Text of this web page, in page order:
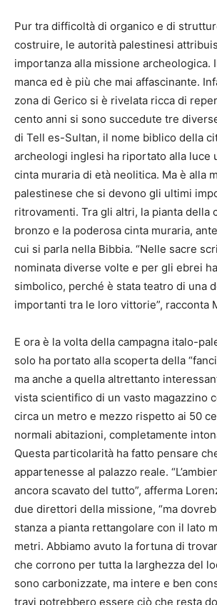
Pur tra difficoltà di organico e di
costruire, le autorità palestinesi
importanza alla missione archeologica.
manca ed è più che mai affascinante.
zona di Gerico si è rivelata ricca di
cento anni si sono succedute tre
di Tell es-Sultan, il nome biblico della
archeologi inglesi ha riportato alla luce
cinta muraria di età neolitica. Ma è alla
palestinese che si devono gli ultimi
ritrovamenti. Tra gli altri, la pianta della
bronzo e la poderosa cinta muraria,
cui si parla nella Bibbia. “Nelle sacre
nominata diverse volte e per gli ebrei
simbolico, perché è stata teatro di una
importanti tra le loro vittorie”, racconta
E ora è la volta della campagna italo-
solo ha portato alla scoperta della
ma anche a quella altrettanto
vista scientifico di un vasto magazzino
circa un metro e mezzo rispetto ai 50
normali abitazioni, completamente
Questa particolarità ha fatto pensare
appartenesse al palazzo reale.
ancora scavato del tutto”, afferma
due direttori della missione, “ma
stanza a pianta rettangolare con il lato
metri. Abbiamo avuto la fortuna di
che corrono per tutta la larghezza del
sono carbonizzate, ma intere e ben
travi potrebbero essere ciò che resta